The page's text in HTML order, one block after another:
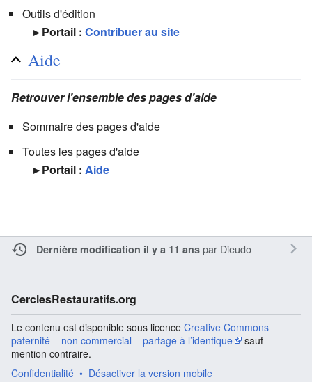
Outils d'édition
▸ Portail : Contribuer au site
Aide
Retrouver l'ensemble des pages d'aide
Sommaire des pages d'aide
Toutes les pages d'aide
▸ Portail : Aide
Dernière modification il y a 11 anspar Dieudo
CerclesRestauratifs.org
Le contenu est disponible sous licence Creative Commons
paternité – non commercial – partage à l’identique
sauf
mention contraire.
Confidentialité
Désactiver la version mobile